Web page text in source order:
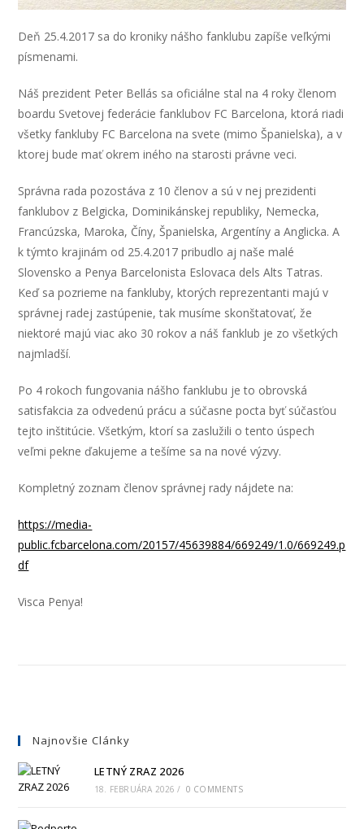
Deň 25.4.2017 sa do kroniky nášho fanklubu zapíše veľkými
písmenami.
Náš prezident Peter Bellás sa oficiálne stal na 4 roky členom
boardu Svetovej federácie fanklubov FC Barcelona, ktorá riadi
všetky fankluby FC Barcelona na svete (mimo Španielska), a v
ktorej bude mať okrem iného na starosti právne veci.
Správna rada pozostáva z 10 členov a sú v nej prezidenti
fanklubov z Belgicka, Dominikánskej republiky, Nemecka,
Francúzska, Maroka, Číny, Španielska, Argentíny a Anglicka. A
k týmto krajinám od 25.4.2017 pribudlo aj naše malé
Slovensko a Penya Barcelonista Eslovaca dels Alts Tatras.
Keď sa pozrieme na fankluby, ktorých reprezentanti majú v
správnej radej zastúpenie, tak musíme skonštatovať, že
niektoré majú viac ako 30 rokov a náš fanklub je zo všetkých
najmladší.
Po 4 rokoch fungovania nášho fanklubu je to obrovská
satisfakcia za odvedenú prácu a súčasne pocta byť súčasťou
tejto inštitúcie. Všetkým, ktorí sa zaslužili o tento úspech
veľmi pekne ďakujeme a tešíme sa na nové výzvy.
Kompletný zoznam členov správnej rady nájdete na:
https://media-
public.fcbarcelona.com/20157/45639884/669249/1.0/669249.p
df
Visca Penya!
Najnovšie Clánky
LETNÝ ZRAZ 2026
18. FEBRUÁRA 2026 / 0 COMMENTS